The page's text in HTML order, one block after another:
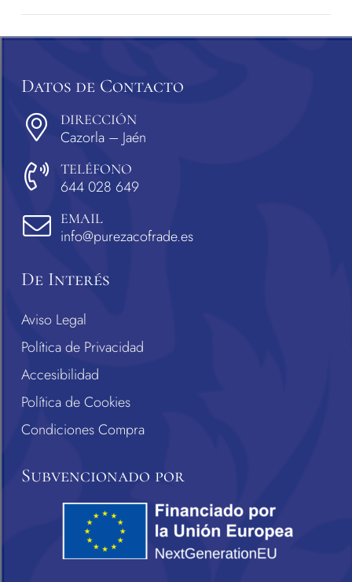
Datos de Contacto
DIRECCIÓN
Cazorla – Jaén
TELÉFONO
644 028 649
EMAIL
info@purezacofrade.es
De Interés
Aviso Legal
Política de Privacidad
Accesibilidad
Política de Cookies
Condiciones Compra
Subvencionado por